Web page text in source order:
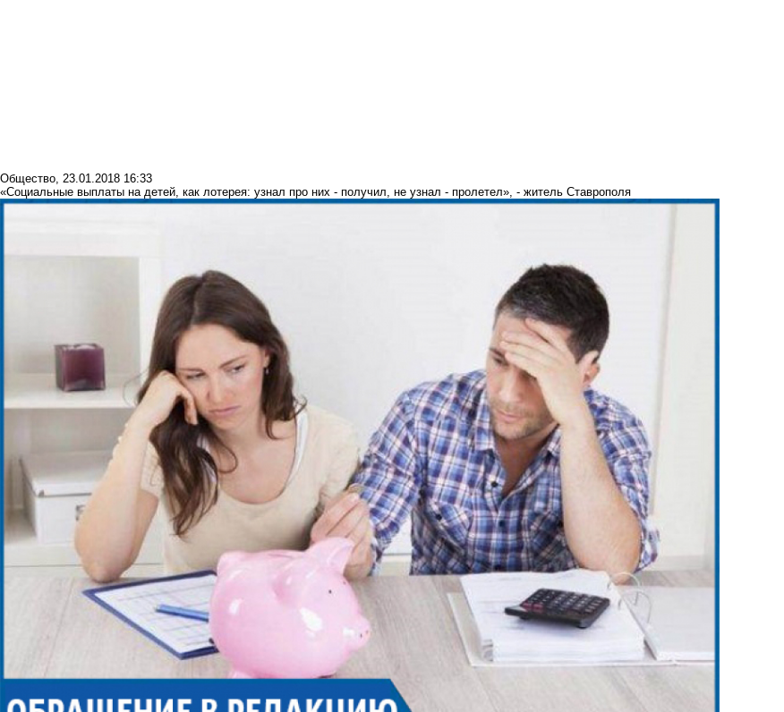
Общество, 23.01.2018 16:33
«Социальные выплаты на детей, как лотерея: узнал про них - получил, не узнал - пролетел», - житель Ставрополя